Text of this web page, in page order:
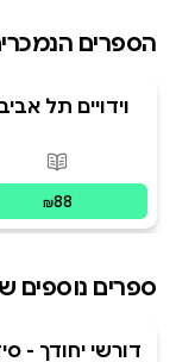
הספרים
וידויים תל
₪88
ספרים נוספים
דורשי יחודך -